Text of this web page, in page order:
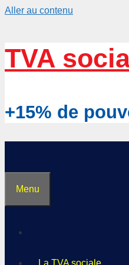
Aller au contenu
TVA
+15% de
Menu
La TVA sociale